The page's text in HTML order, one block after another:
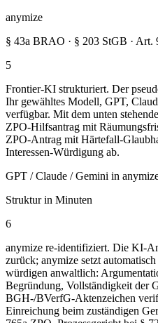
anymize
§ 43a BRAO · § 203 StGB ·
5
Frontier-KI strukturiert. Der
Ihr gewähltes Modell, GPT,
verfügbar. Mit dem unten
ZPO-Hilfsantrag mit
ZPO-Antrag mit Härtefall-
Interessen-Würdigung ab.
GPT / Claude / Gemini in
Struktur in Minuten
6
anymize re-identifiziert. Die KI-
zurück; anymize setzt
würdigen anwaltlich:
Begründung, Vollständigkeit der
BGH-/BVerfG-Aktenzeichen
Einreichung beim zuständigen